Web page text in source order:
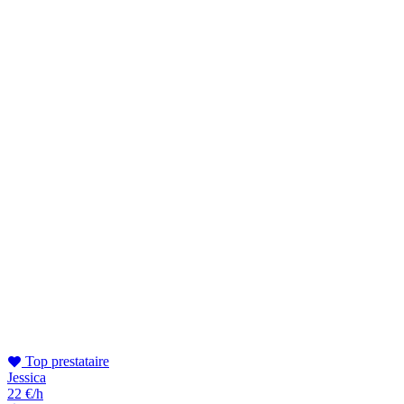
Top prestataire
Jessica
22 €/h